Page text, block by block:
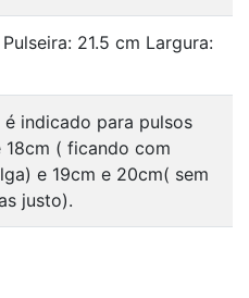
21.5 cm Largura:
é indicado para pulsos
18cm ( ficando com
e 19cm e 20cm( sem
justo).